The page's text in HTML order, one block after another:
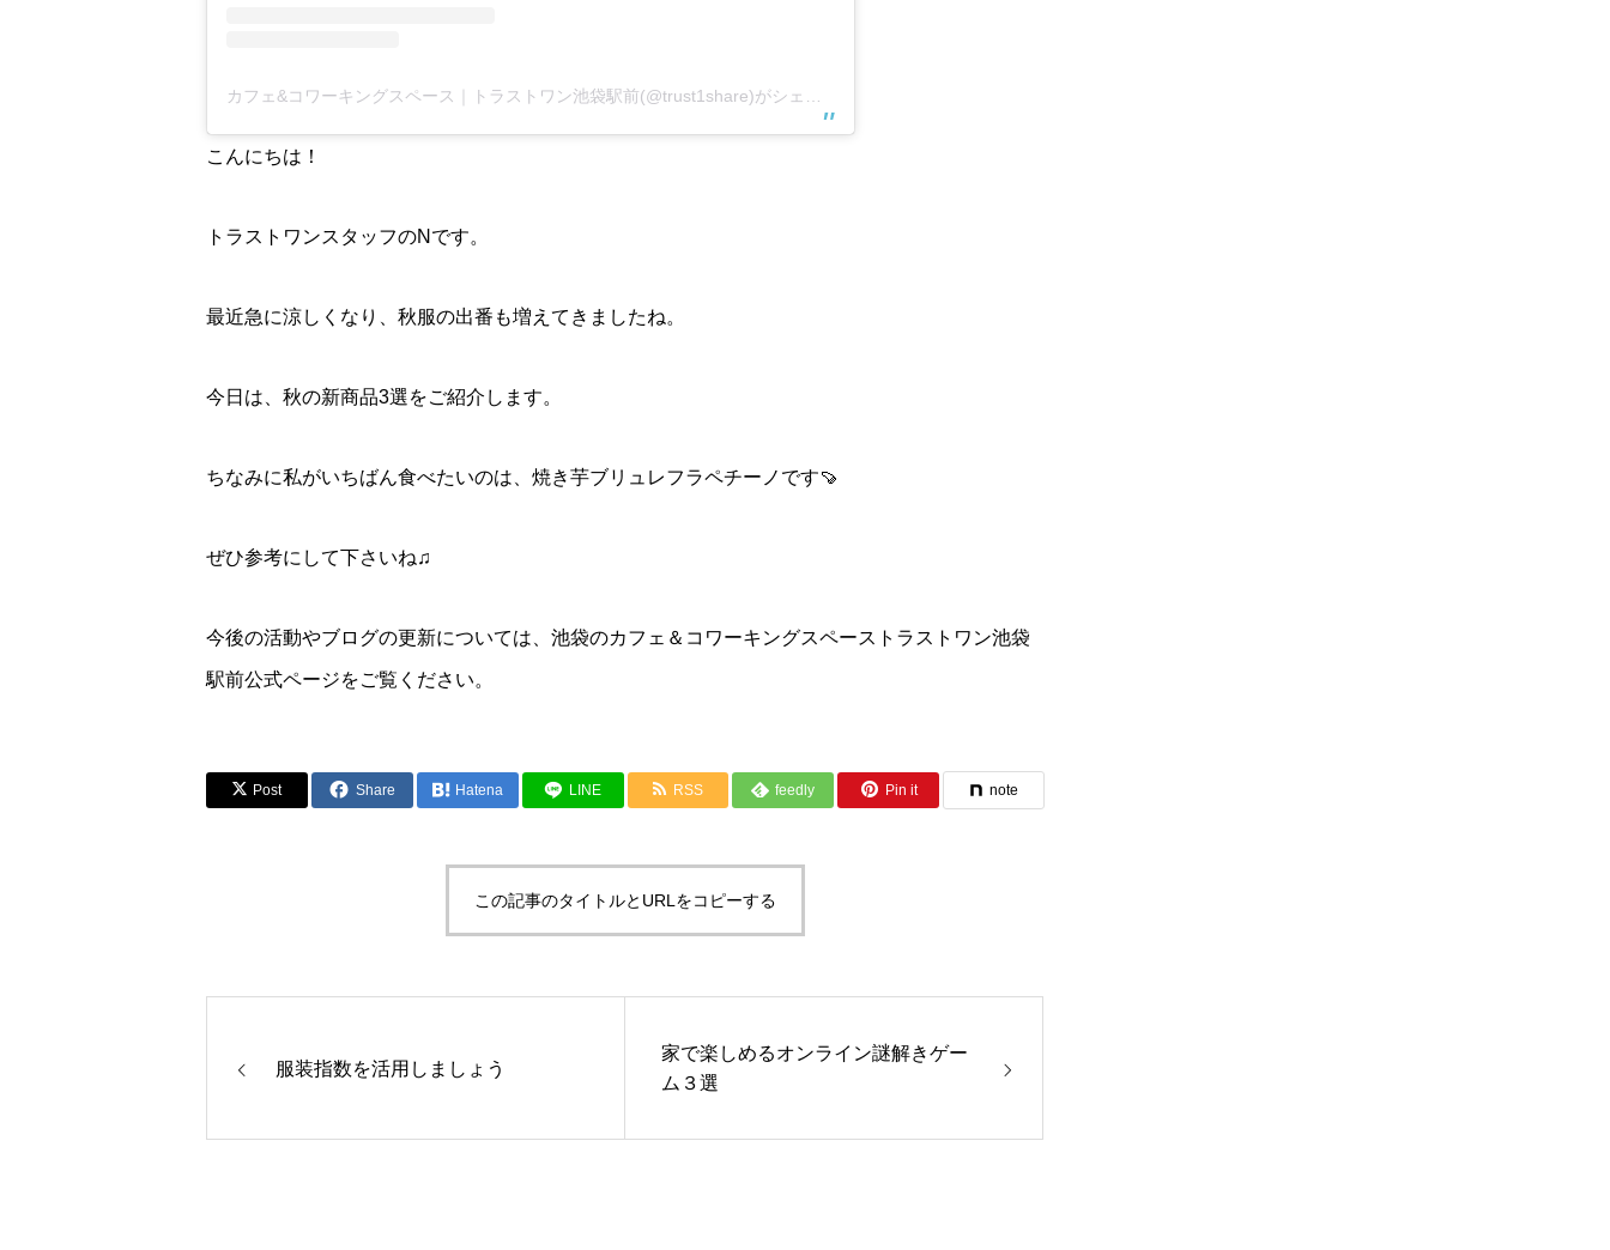
こんにちは！
トラストワンスタッフのNです。
最近急に涼しくなり、秋服の出番も増えてきましたね。
今日は、秋の新商品3選をご紹介します。
ちなみに私がいちばん食べたいのは、焼き芋ブリュレフラペチーノです🍠
ぜひ参考にして下さいね♫
今後の活動やブログの更新については、 池袋のカフェ＆コワーキングスペーストラストワン池袋
駅前公式ページをご覧ください。
Post Share Hatena LINE RSS feedly Pin it note
この記事のタイトルとURLをコピーする
服装指数を活用しましょう
家で楽しめるオンライン謎解きゲー
ム３選